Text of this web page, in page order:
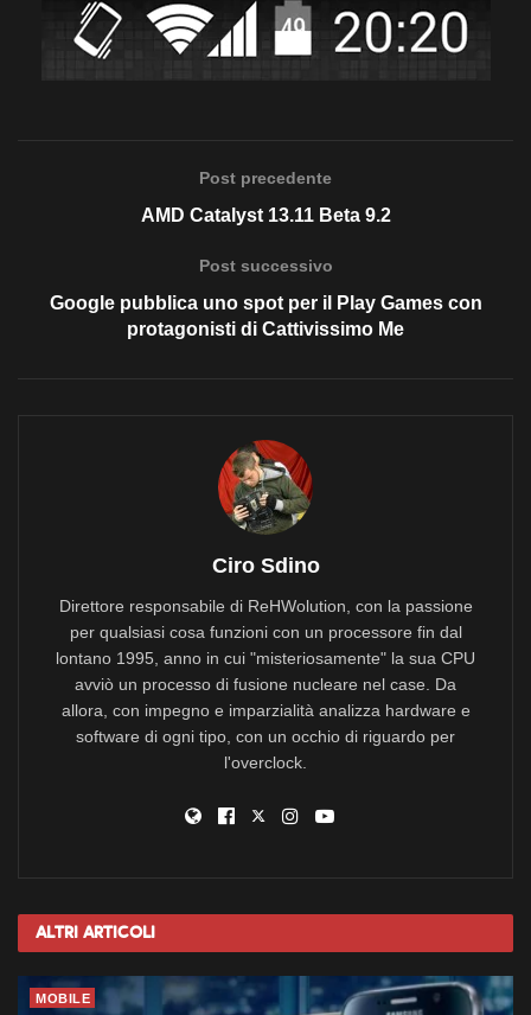
Post precedente
AMD Catalyst 13.11 Beta 9.2
Post successivo
Google pubblica uno spot per il Play Games con
protagonisti di Cattivissimo Me
Ciro Sdino
Direttore responsabile di ReHWolution, con la passione
per qualsiasi cosa funzioni con un processore fin dal
lontano 1995, anno in cui "misteriosamente" la sua CPU
avviò un processo di fusione nucleare nel case. Da
allora, con impegno e imparzialità analizza hardware e
software di ogni tipo, con un occhio di riguardo per
l'overclock.
Altri Articoli
MOBILE